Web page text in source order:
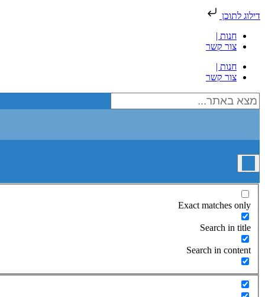
דילוג לתוכן
חנות |
צור קשר
חנות |
צור קשר
Exact matches only
Search in title
Search in content